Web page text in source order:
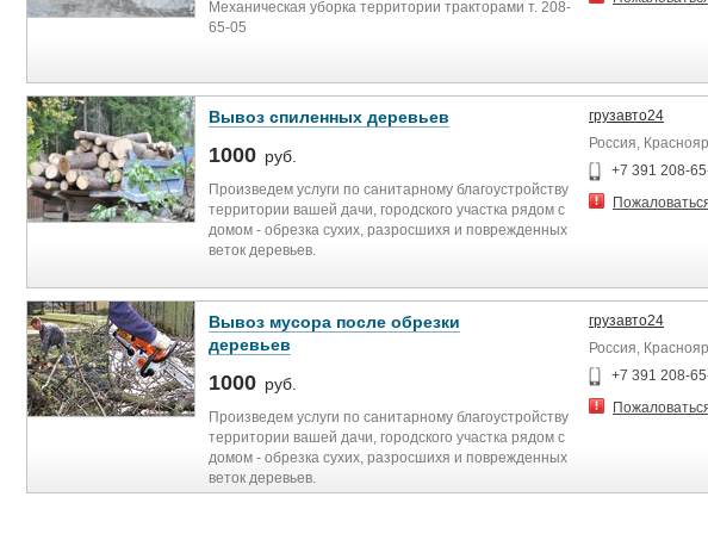
Механическая уборка территории тракторами т. 208-
65-05
Вывоз спиленных деревьев
1000 руб.
Произведем услуги по санитарному благоустройству
территории вашей дачи, городского участка рядом с
домом - обрезка сухих, разросшихя и поврежденных
веток деревьев.
грузавто24
Россия,
+7 391 208-
Вывоз мусора после обрезки
деревьев
1000 руб.
Произведем услуги по санитарному благоустройству
территории вашей дачи, городского участка рядом с
домом - обрезка сухих, разросшихя и поврежденных
веток деревьев.
Спил или санитарная обрезка аварийных и
грузавто24
Россия,
+7 391 208-